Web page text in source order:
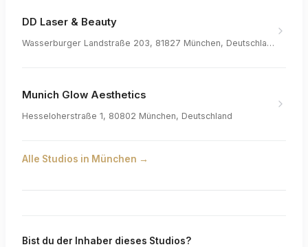
DD Laser & Beauty
Wasserburger Landstraße 203, 81827 München, Deutschland
Munich Glow Aesthetics
Hesseloherstraße 1, 80802 München, Deutschland
Alle Studios in München →
Bist du der Inhaber dieses Studios?